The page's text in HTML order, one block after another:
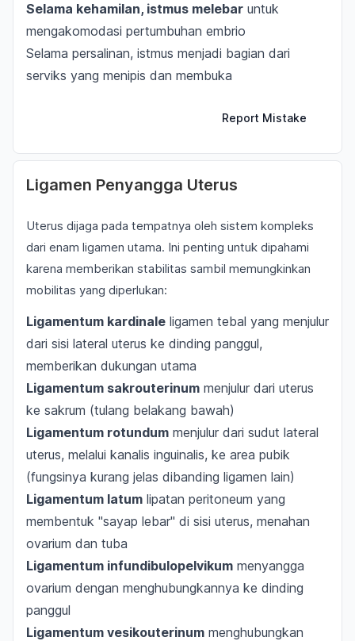
Selama kehamilan, istmus melebar untuk
mengakomodasi pertumbuhan embrio
Selama persalinan, istmus menjadi bagian dari
serviks yang menipis dan membuka
Report Mistake
Ligamen Penyangga Uterus
Uterus dijaga pada tempatnya oleh sistem kompleks
dari enam ligamen utama. Ini penting untuk dipahami
karena memberikan stabilitas sambil memungkinkan
mobilitas yang diperlukan:
Ligamentum kardinale ligamen tebal yang menjulur
dari sisi lateral uterus ke dinding panggul,
memberikan dukungan utama
Ligamentum sakrouterinum menjulur dari uterus
ke sakrum (tulang belakang bawah)
Ligamentum rotundum menjulur dari sudut lateral
uterus, melalui kanalis inguinalis, ke area pubik
(fungsinya kurang jelas dibanding ligamen lain)
Ligamentum latum lipatan peritoneum yang
membentuk "sayap lebar" di sisi uterus, menahan
ovarium dan tuba
Ligamentum infundibulopelvikum menyangga
ovarium dengan menghubungkannya ke dinding
panggul
Ligamentum vesikouterinum menghubungkan